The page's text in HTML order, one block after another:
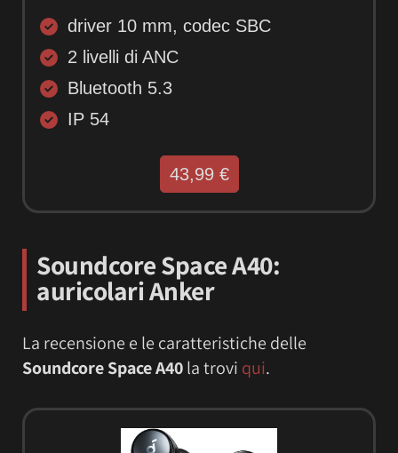
driver 10 mm, codec SBC
2 livelli di ANC
Bluetooth 5.3
IP 54
43,99 €
Soundcore Space A40:
auricolari Anker
La recensione e le caratteristiche delle
Soundcore Space A40la trovi qui.